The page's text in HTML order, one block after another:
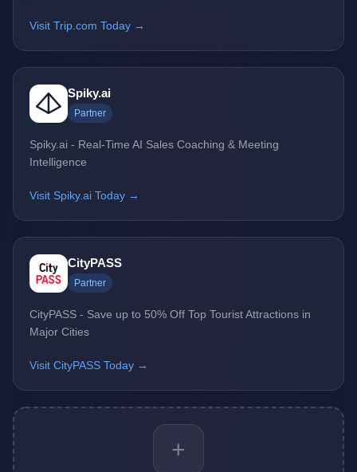
Visit Trip.com Today →
Spiky.ai
Partner
Spiky.ai - Real-Time AI Sales Coaching & Meeting
Intelligence
Visit Spiky.ai Today →
CityPASS
Partner
CityPASS - Save up to 50% Off Top Tourist Attractions in
Major Cities
Visit CityPASS Today →
+